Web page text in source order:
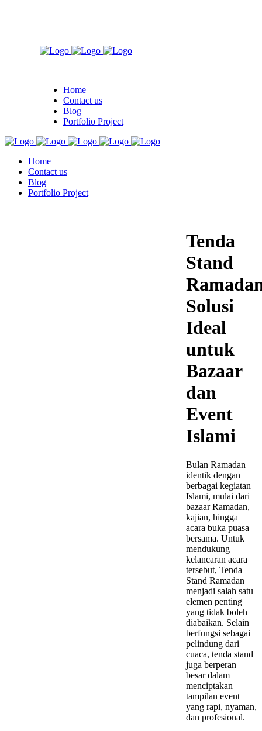
Home
Contact us
Blog
Portfolio Project
Home
Contact us
Blog
Portfolio Project
Tenda
Stand
Solusi
Ideal
untuk
Bazaar
dan
Event
Islami
Bulan Ramadan
identik dengan
berbagai kegiatan
Islami, mulai dari
bazaar Ramadan,
kajian, hingga
acara buka puasa
bersama. Untuk
mendukung
kelancaran acara
tersebut, Tenda
Stand Ramadan
menjadi salah satu
elemen penting
yang tidak boleh
diabaikan. Selain
berfungsi sebagai
pelindung dari
cuaca, tenda stand
juga berperan
besar dalam
menciptakan
tampilan event
yang rapi, nyaman,
dan profesional.